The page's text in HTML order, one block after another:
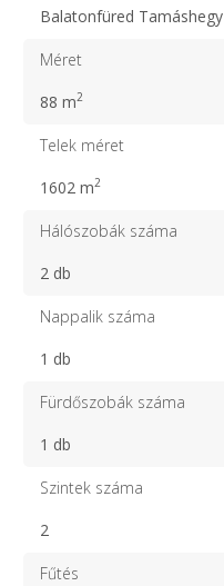
Balatonfüred Tamáshegy
Méret
88 m2
Telek méret
1602 m2
Hálószobák száma
2 db
Nappalik száma
1 db
Fürdőszobák száma
1 db
Szintek száma
2
Fűtés